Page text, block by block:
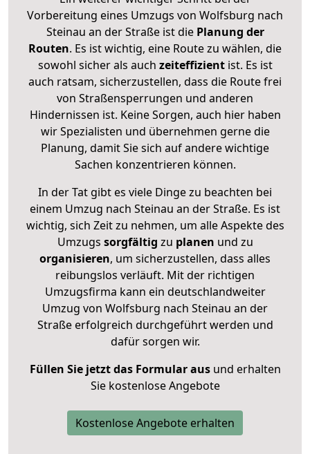
Vorbereitung eines Umzugs von Wolfsburg nach
Steinau an der Straße ist diePlanung der
Routen. Es ist wichtig, eine Route zu wählen, die
sowohl sicher als auch zeiteffizientist. Es ist
auch ratsam, sicherzustellen, dass die Route frei
von Straßensperrungen und anderen
Hindernissen ist. Keine Sorgen, auch hier haben
wir Spezialisten und übernehmen gerne die
Planung, damit Sie sich auf andere wichtige
Sachen konzentrieren können.
In der Tat gibt es viele Dinge zu beachten bei
einem Umzug nach Steinau an der Straße. Es ist
wichtig, sich Zeit zu nehmen, um alle Aspekte des
Umzugs sorgfältig zu planen und zu
organisieren, um sicherzustellen, dass alles
reibungslos verläuft. Mit der richtigen
Umzugsfirma kann ein deutschlandweiter
Umzug von Wolfsburg nach Steinau an der
Straße erfolgreich durchgeführt werden und
dafür sorgen wir.
Füllen Sie jetzt das Formular ausund erhalten
Sie kostenlose Angebote
Kostenlose Angebote erhalten